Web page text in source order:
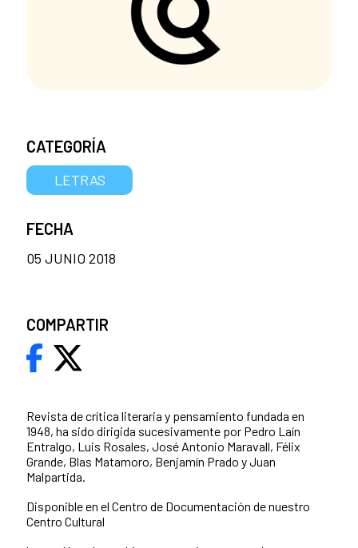
Revista de crítica literaria y pensamiento fundada en
1948, ha sido dirigida sucesivamente por Pedro Laín
Entralgo, Luis Rosales, José Antonio Maravall, Félix
Grande, Blas Matamoro, Benjamín Prado y Juan
Malpartida.
Disponible en el Centro de Documentación de nuestro
Centro Cultural
CATEGORÍA
LETRAS
FECHA
05 JUNIO 2018
COMPARTIR